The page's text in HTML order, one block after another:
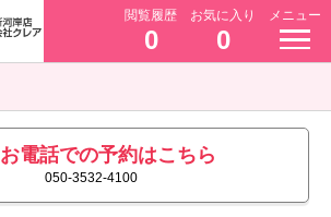
閲覧履歴
0
お気に入り
0
メニュー
お電話での予約はこちら
050-3532-4100